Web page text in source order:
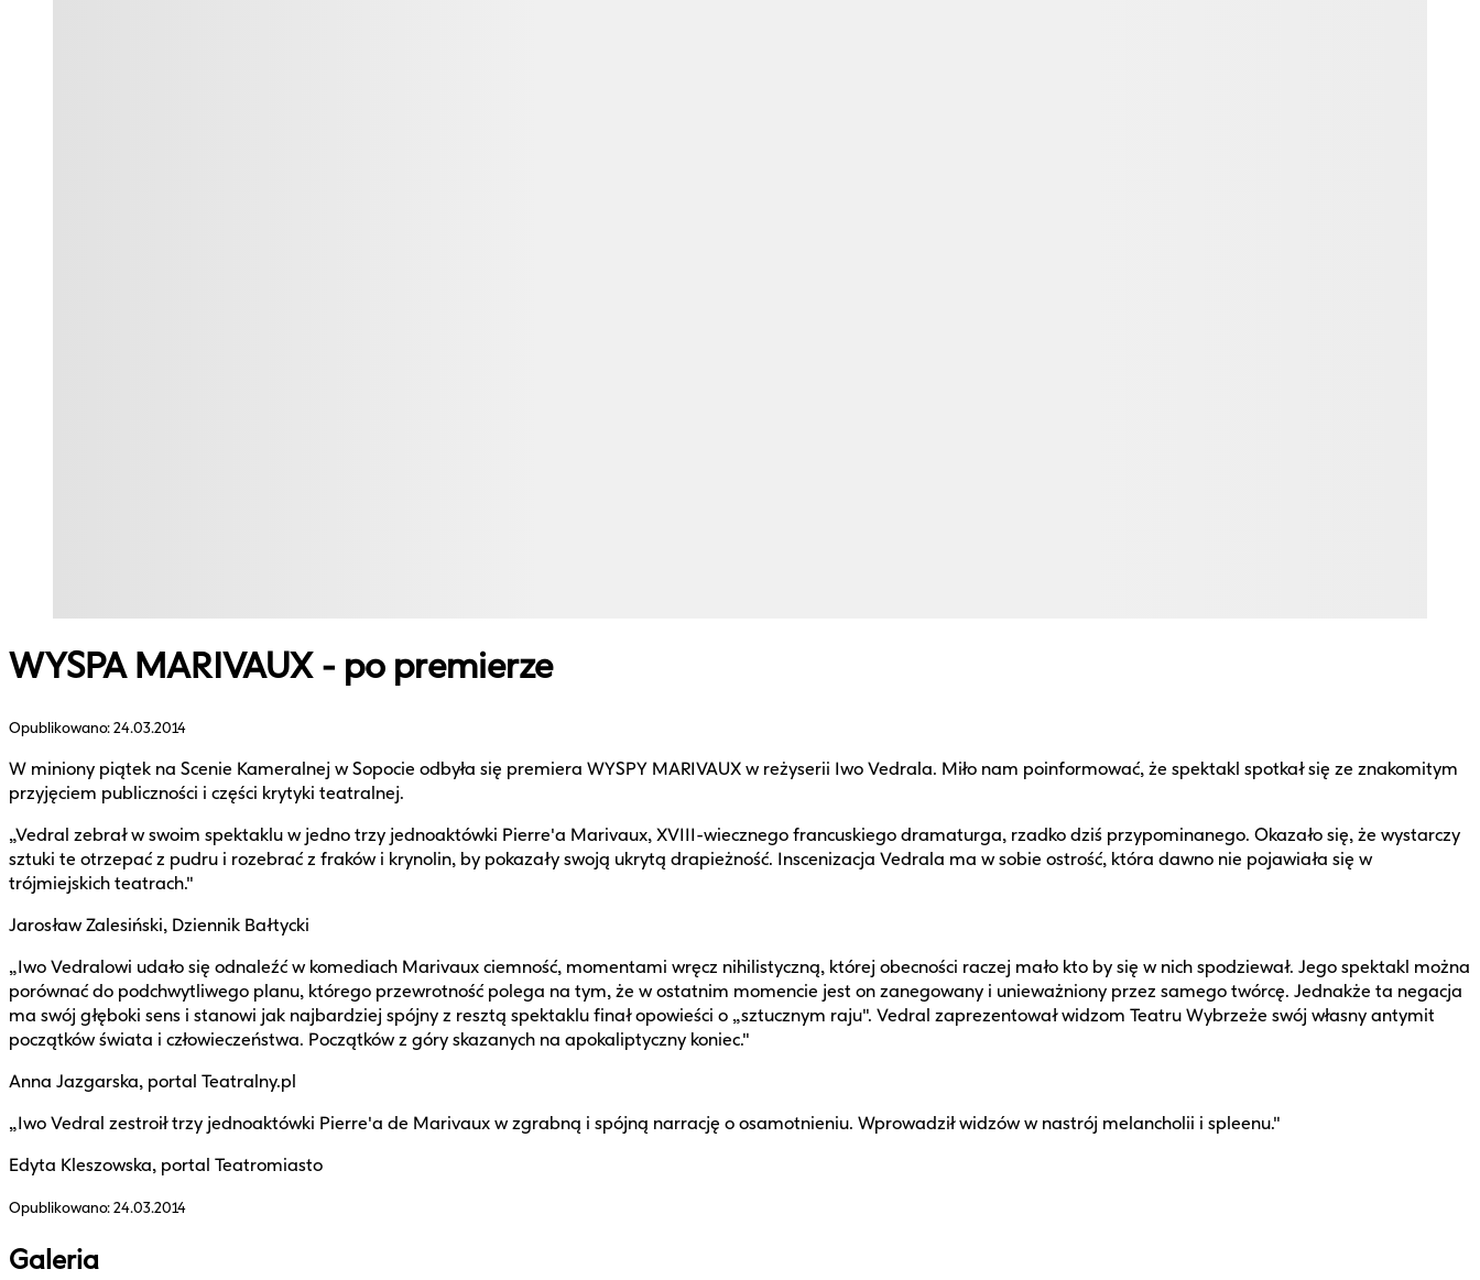
WYSPA MARIVAUX - po premierze
Opublikowano:24.03.2014
W miniony piątek na Scenie Kameralnej w Sopocie odbyła się premiera WYSPY MARIVAUX w reżyserii Iwo Vedrala. Miło nam poinformować, że spektakl spotkał się ze znakomitym
przyjęciem publiczności i części krytyki teatralnej.
„Vedral zebrał w swoim spektaklu w jedno trzy jednoaktówki Pierre'a Marivaux, XVIII-wiecznego francuskiego dramaturga, rzadko dziś przypominanego. Okazało się, że wystarczy
sztuki te otrzepać z pudru i rozebrać z fraków i krynolin, by pokazały swoją ukrytą drapieżność. Inscenizacja Vedrala ma w sobie ostrość, która dawno nie pojawiała się w
trójmiejskich teatrach."
Jarosław Zalesiński, Dziennik Bałtycki
„Iwo Vedralowi udało się odnaleźć w komediach Marivaux ciemność, momentami wręcz nihilistyczną, której obecności raczej mało kto by się w nich spodziewał. Jego spektakl można
porównać do podchwytliwego planu, którego przewrotność polega na tym, że w ostatnim momencie jest on zanegowany i unieważniony przez samego twórcę. Jednakże ta negacja
ma swój głęboki sens i stanowi jak najbardziej spójny z resztą spektaklu finał opowieści o „sztucznym raju". Vedral zaprezentował widzom Teatru Wybrzeże swój własny antymit
początków świata i człowieczeństwa. Początków z góry skazanych na apokaliptyczny koniec."
Anna Jazgarska, portal Teatralny.pl
„Iwo Vedral zestroił trzy jednoaktówki Pierre'a de Marivaux w zgrabną i spójną narrację o osamotnieniu. Wprowadził widzów w nastrój melancholii i spleenu."
Edyta Kleszowska, portal Teatromiasto
Opublikowano:24.03.2014
Galeria